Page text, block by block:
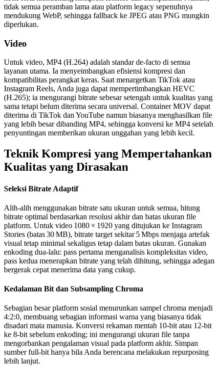
tidak semua peramban lama atau platform legacy sepenuhnya
mendukung WebP, sehingga fallback ke JPEG atau PNG mungkin
diperlukan.
Video
Untuk video, MP4 (H.264) adalah standar de‑facto di semua
layanan utama. Ia menyeimbangkan efisiensi kompresi dan
kompatibilitas perangkat keras. Saat menargetkan TikTok atau
Instagram Reels, Anda juga dapat mempertimbangkan HEVC
(H.265); ia mengurangi bitrate sebesar setengah untuk kualitas yang
sama tetapi belum diterima secara universal. ContainerMOV dapat
diterima di TikTok dan YouTube namun biasanya menghasilkan file
yang lebih besar dibanding MP4, sehingga konversi ke MP4 setelah
penyuntingan memberikan ukuran unggahan yang lebih kecil.
Teknik Kompresi yang Mempertahankan
Kualitas yang Dirasakan
Seleksi Bitrate Adaptif
Alih‑alih menggunakan bitrate satu ukuran untuk semua, hitung
bitrate optimal berdasarkan resolusi akhir dan batas ukuran file
platform. Untuk video 1080 × 1920 yang ditujukan ke Instagram
Stories (batas 30 MB), bitrate target sekitar 5 Mbps menjaga artefak
visual tetap minimal sekaligus tetap dalam batas ukuran. Gunakan
enkoding dua‑lalu: pass pertama menganalisis kompleksitas video,
pass kedua menerapkan bitrate yang telah dihitung, sehingga adegan
bergerak cepat menerima data yang cukup.
Kedalaman Bit dan Subsampling Chroma
Sebagian besar platform sosial menurunkan sampel chroma menjadi
4:2:0, membuang sebagian informasi warna yang biasanya tidak
disadari mata manusia. Konversi rekaman mentah 10‑bit atau 12‑bit
ke 8‑bitsebelum enkoding; ini mengurangi ukuran file tanpa
mengorbankan pengalaman visual pada platform akhir. Simpan
sumber full‑bit hanya bila Anda berencana melakukan repurposing
lebih lanjut.